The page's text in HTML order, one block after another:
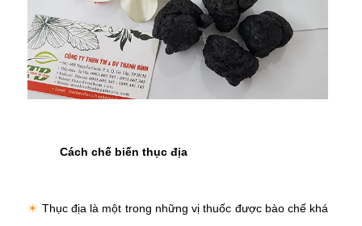
Cách chế biến thục địa
☀ Thục địa là một trong những vị thuốc được bào chế khá